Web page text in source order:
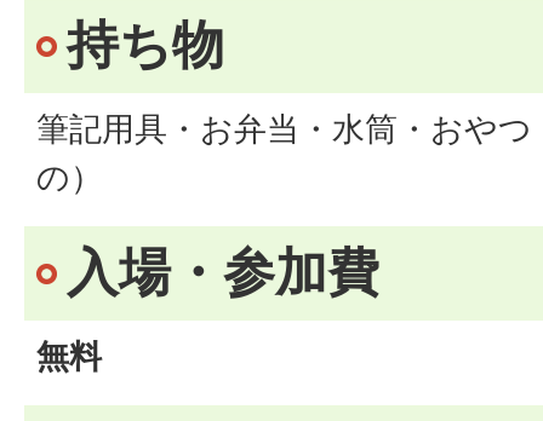
持ち物
筆記用具・お弁当・水筒・おや
の）
入場・参加費
無料